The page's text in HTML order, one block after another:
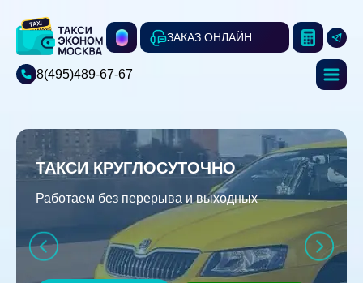
ЗАКАЗ ОНЛАЙН
8(495)489-67-67
ТАКСИ КРУГЛОСУТОЧНО
Работаем без перерыва и выходных